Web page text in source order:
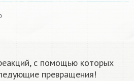
с помощью которых
превращения!